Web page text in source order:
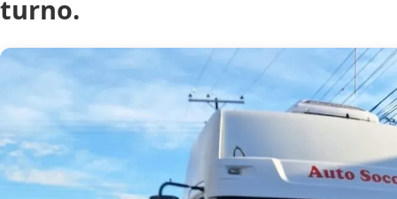
turno.